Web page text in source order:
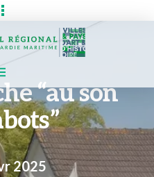
“au son
2025